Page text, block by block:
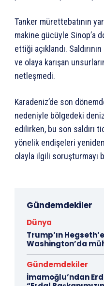
Tanker mürettebatının
makine gücüyle Sinop’a
ettiği açıklandı.
ve olaya karışan
netleşmedi.
Karadeniz’de son
nedeniyle bölgedeki
edilirken, bu son saldırı
yönelik endişeleri
olayla ilgili soruşturmayı
Gündemdekiler
Dünya
Trump’ın
Washington’da
Gündemdekiler
İmamoğlu’ndan